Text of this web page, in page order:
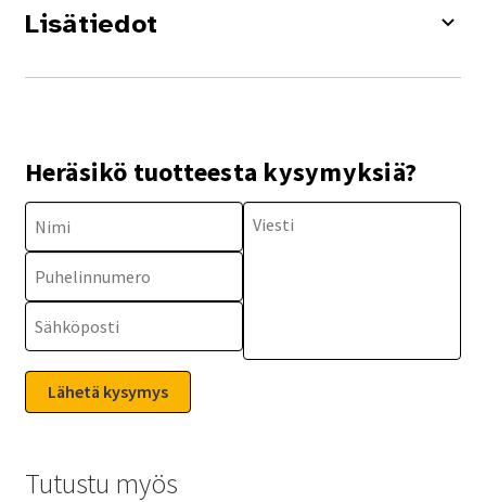
Lisätiedot
Heräsikö tuotteesta kysymyksiä?
Tutustu myös